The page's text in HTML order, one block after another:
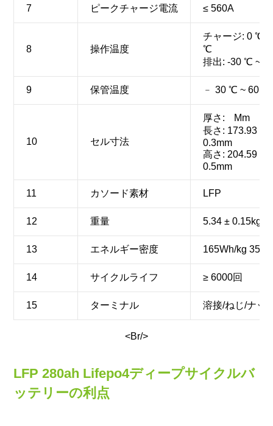
7 ピークチャージ電流 ≤ 560A
8 操作温度
チャージ: 0 ℃
℃
排出: -30 ℃ ~
9 保管温度 ﹣ 30 ℃ ~ 60 ℃
10 セル寸法
厚さ:
Mm
長さ: 173.93 ±
0.3mm
高さ: 204.59 ±
0.5mm
11 カソード素材 LFP
12 重量 5.34 ± 0.15kg
13 エネルギー密度 165Wh/kg
14 サイクルライフ ≥ 6000回
15 ターミナル 溶接/ねじ/ナッ
<Br/>
LFP 280ah Lifepo4ディープサイクルバ
ッテリーの利点